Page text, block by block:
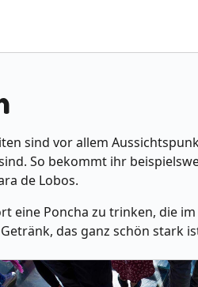
sind vor allem
So bekommt ihr
de Lobos.
Poncha zu trinken, die im
das ganz schön stark